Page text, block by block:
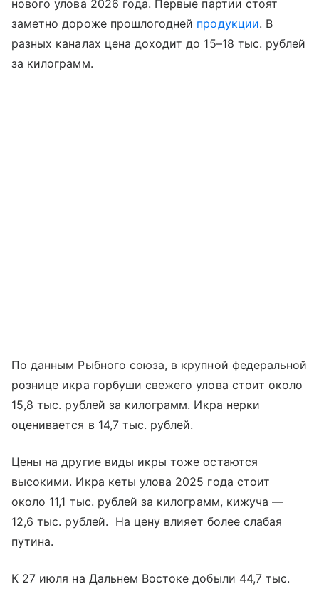
нового улова 2026 года. Первые партии стоят
заметно дороже прошлогодней продукции. В
разных каналах цена доходит до 15–18 тыс. рублей
за килограмм.
По данным Рыбного союза, в крупной федеральной
рознице икра горбуши свежего улова стоит около
15,8 тыс. рублей за килограмм. Икра нерки
оценивается в 14,7 тыс. рублей.
Цены на другие виды икры тоже остаются
высокими. Икра кеты улова 2025 года стоит
около 11,1 тыс. рублей за килограмм, кижуча —
12,6 тыс. рублей. На цену влияет более слабая
путина.
К 27 июля на Дальнем Востоке добыли 44,7 тыс.